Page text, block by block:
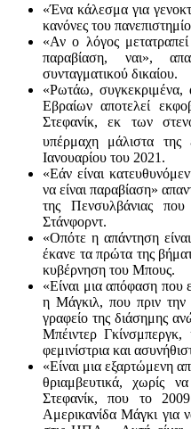
«Ένα κάλεσμα για
κανόνες του
«Αν ο λόγος
παραβίαση, ναι»,
συνταγματικού δικαίου.
«Ρωτάω, συγκεκριμένα,
Εβραίων αποτελεί
Στεφανίκ, εκ των
υπέρμαχη μάλιστα
Ιανουαρίου του 2021.
«Εάν είναι
να είναι παραβίαση»
της Πενσυλβάνιας
Στάνφορντ.
«Οπότε η απάντηση
έκανε τα πρώτα της
κυβέρνηση του Μπους.
«Είναι μια απόφαση που
η Μάγκιλ, που πριν την
γραφείο της διάσημης
Μπέιντερ
φεμινίστρια και
«Είναι μια εξαρτώμενη
θριαμβευτικά, χωρίς
Στεφανίκ, που το
Αμερικανίδα Μάγκι για